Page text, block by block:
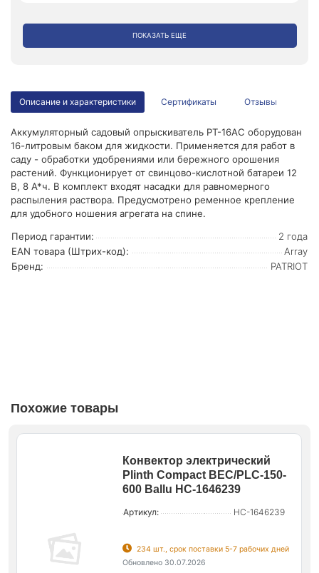
ПОКАЗАТЬ ЕЩЕ
Описание и характеристики Сертификаты Отзывы
Аккумуляторный садовый опрыскиватель PT-16AC оборудован
16-литровым баком для жидкости. Применяется для работ в
саду - обработки удобрениями или бережного орошения
растений. Функционирует от свинцово-кислотной батареи 12
В, 8 А*ч. В комплект входят насадки для равномерного
распыления раствора. Предусмотрено ременное крепление
для удобного ношения агрегата на спине.
Период гарантии:
2 года
EAN товара (Штрих-код):
Array
Бренд:
PATRIOT
Похожие товары
Конвектор электрический
Plinth Compact BEC/PLC-150-
600 Ballu НС-1646239
Артикул: НС-1646239
234 шт., срок поставки 5-7 рабочих дней
Обновлено 30.07.2026